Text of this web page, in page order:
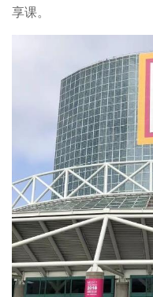
享课。